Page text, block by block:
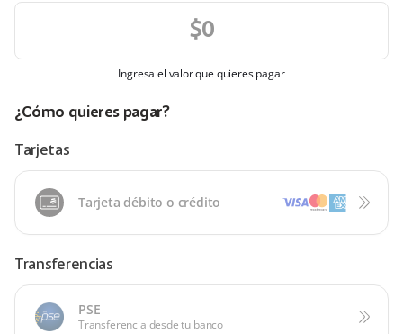
Ingresa el valor que quieres pagar
¿Cómo quieres pagar?
Tarjetas
Tarjeta débito o crédito
Transferencias
PSE
Transferencia desde tu banco